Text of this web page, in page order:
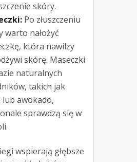
skóry.
Po złuszczeniu
warto nałożyć
która nawilży
skórę. Maseczki
naturalnych
takich jak
lub awokado,
sprawdzą się w
wspierają głębsze